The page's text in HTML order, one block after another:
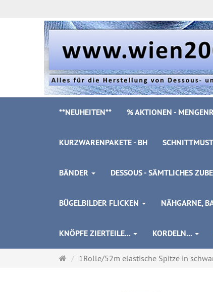
**NEUHEITEN** % AKTIONEN -
KURZWARENPAKETE - BH
BÄNDER DESSOUS - SÄMTLICHES
BÜGELBILDER FLICKEN NÄHGARNE,
KNÖPFE ZIERTEILE... KORDELN...
Startseite
1Rolle/52m elastische Spitze in